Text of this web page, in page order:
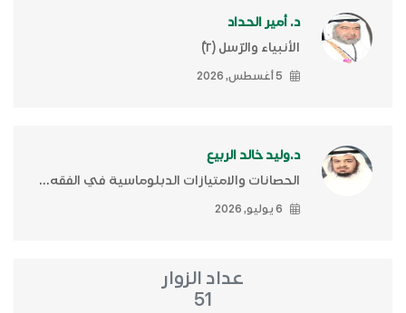
د. أمير الحداد
الأنبياء والرّسل (٢)ّ
5 أغسطس, 2026
د.وليد خالد الربيع
الحصانات والامتيازات الدبلوماسية في الفقه...
6 يوليو, 2026
عداد الزوار
51